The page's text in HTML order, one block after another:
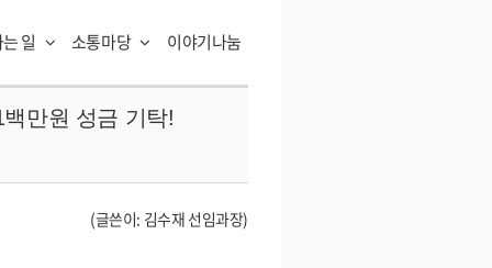
일 소통마당 이야기나눔
만원 성금 기탁!
(글쓴이: 김수재 선임과장)